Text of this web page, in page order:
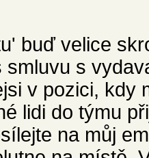
buď velice
smluvu s
v pozici, kdy
lidi do týmu
na můj